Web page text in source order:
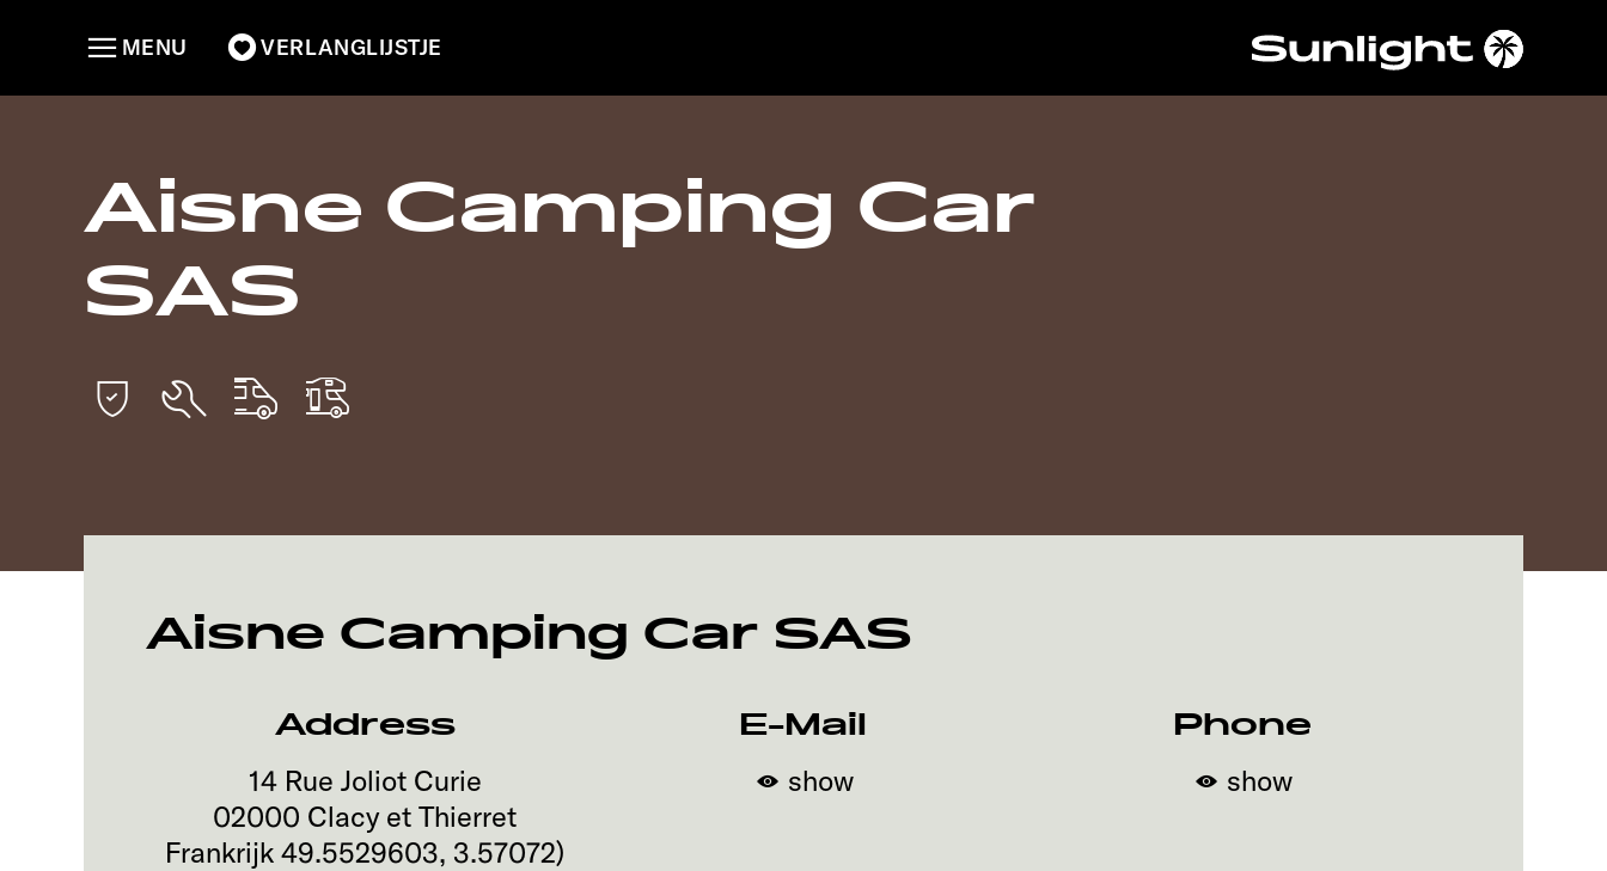
VERLANGLIJSTJE
MENU
Aisne Camping Car
SAS
Aisne Camping Car SAS
Address
14 Rue Joliot Curie
02000 Clacy et Thierret
Frankrijk 49.5529603, 3.57072)
E-Mail
show
Phone
show